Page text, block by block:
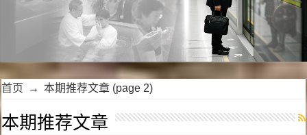
首页 → 本期推荐文章 (page 2)
本期推荐文章